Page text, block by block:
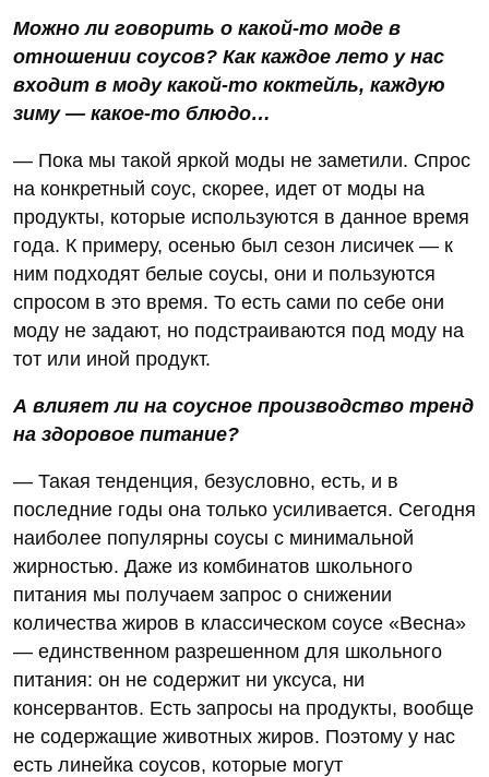
Можно ли говорить о какой-то моде в
отношении соусов? Как каждое лето у нас
входит в моду какой-то коктейль, каждую
зиму — какое-то блюдо…
— Пока мы такой яркой моды не заметили. Спрос
на конкретный соус, скорее, идет от моды на
продукты, которые используются в данное время
года. К примеру, осенью был сезон лисичек — к
ним подходят белые соусы, они и пользуются
спросом в это время. То есть сами по себе они
моду не задают, но подстраиваются под моду на
тот или иной продукт.
А влияет ли на соусное производство тренд
на здоровое питание?
— Такая тенденция, безусловно, есть, и в
последние годы она только усиливается. Сегодня
наиболее популярны соусы с минимальной
жирностью. Даже из комбинатов школьного
питания мы получаем запрос о снижении
количества жиров в классическом соусе «Весна»
— единственном разрешенном для школьного
питания: он не содержит ни уксуса, ни
консервантов. Есть запросы на продукты, вообще
не содержащие животных жиров. Поэтому у нас
есть линейка соусов, которые могут